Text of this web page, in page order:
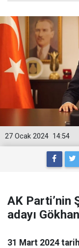
14:54
27 Ocak 2024
AK Parti’nin
adayı
31 Mart 2024